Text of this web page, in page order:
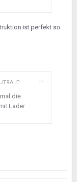
ist perfekt so
:
die
Lader